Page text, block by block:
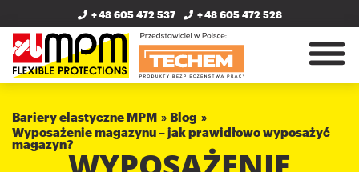
+ 48 605 472 537 + 48 605 472 528
Bariery elastyczne MPM
Blog
Wyposażenie magazynu – jak prawidłowo wyposażyć
magazyn?